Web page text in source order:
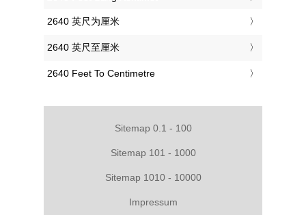
‎2640 英尺为厘米
‎2640 英尺至厘米
‎2640 Feet To Centimetre
Sitemap 0.1 - 100
Sitemap 101 - 1000
Sitemap 1010 - 10000
Impressum